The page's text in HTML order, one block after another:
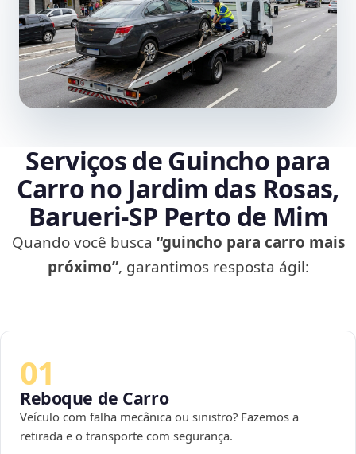
Serviços de Guincho para
Carro no Jardim das Rosas,
Barueri‑SP Perto de Mim
Quando você busca “guincho para carro mais
próximo”, garantimos resposta ágil:
01
Reboque de Carro
Veículo com falha mecânica ou sinistro? Fazemos a
retirada e o transporte com segurança.